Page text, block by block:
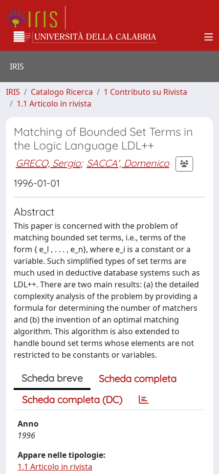
IRIS
IRIS Catalogo Ricerca
1 Contributo su Rivista
1.1 Articolo in rivista
Matching of Bounded Set Terms in
the Logic Language LDL++
GRECO, Sergio; SACCA', Domenico
1996-01-01
Abstract
This paper is concerned with the problem of
matching bounded set terms, i.e., terms of the
form { e_l , . . . , e_n}, where e_i is a constant or a
variable. Such simplified types of set terms are
much used in deductive database systems such as
LDL++. There are two main results: (a) the detailed
complexity analysis of the problem by providing a
formula for determining the number of matchers
and (b) the invention of an optimal matching
algorithm. This algorithm is also extended to
handle bound set terms whose elements are not
restricted to be constants or variables.
Scheda breve
Scheda completa
Scheda completa (DC)
Anno
1996
Appare nelle tipologie:
1.1 Articolo in rivista